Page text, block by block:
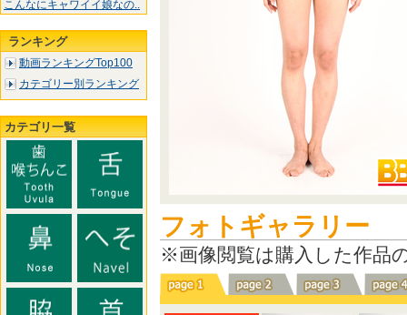
こんなにキャワイイ娘なの..
ランキング
動画ランキングTop100
カテゴリー別ランキング
カテゴリ一覧
フォトギャラリー
※画像閲覧は購入した作品